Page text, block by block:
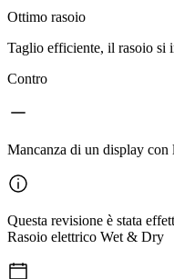
Ottimo rasoio
Taglio efficiente, il rasoio si
Contro
Mancanza di un display con
Questa revisione è stata
Rasoio elettrico Wet & Dry